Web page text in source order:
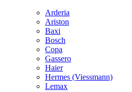
Arderia
Ariston
Baxi
Bosch
Copa
Gassero
Haier
Hermes (Viessmann)
Lemax